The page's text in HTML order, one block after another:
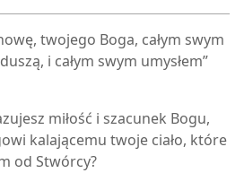
twojego Boga, całym swym
i całym swym umysłem”
miłość i szacunek Bogu,
kalającemu twoje ciało, które
od Stwórcy?